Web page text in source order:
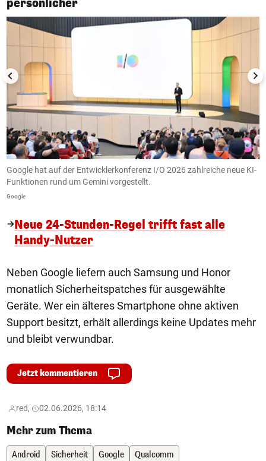
persönlicher
Google hat auf der Entwicklerkonferenz I/O 2026 zahlreiche neue KI-
Funktionen rund um Gemini vorgestellt.
Google
Neue 24-Stunden-Regel trifft fast alle
Handy-Nutzer
Neben Google liefern auch Samsung und Honor
monatlich Sicherheitspatches für ausgewählte
Geräte. Wer ein älteres Smartphone ohne aktiven
Support besitzt, erhält allerdings keine Updates mehr
und bleibt verwundbar.
Jetzt kommentieren
red, 02.06.2026, 18:14
Mehr zum Thema
Android Sicherheit Google Qualcomm